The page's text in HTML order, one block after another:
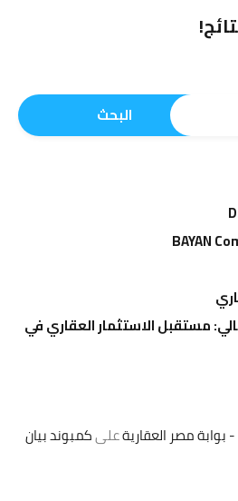
البحث
مستقبل الاستثمار العقاري في
علىكمبوند بيان